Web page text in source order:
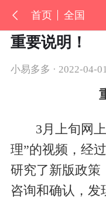
首页 全国
重要说明！
小易多多 · 2022-04-
3 月上旬网
理”的视频，经
研究了新版政策
咨询和确认，发